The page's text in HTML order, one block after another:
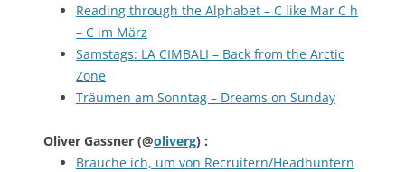
Reading through the Alphabet – C like Mar C h
– C im März
Samstags: LA CIMBALI – Back from the Arctic
Zone
Träumen am Sonntag – Dreams on Sunday
Oliver Gassner (@oliverg) :
Brauche ich, um von Recruitern/Headhuntern